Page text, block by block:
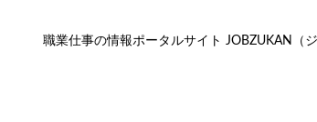
職業仕事の情報ポータルサイト JOBZUKAN（ジ